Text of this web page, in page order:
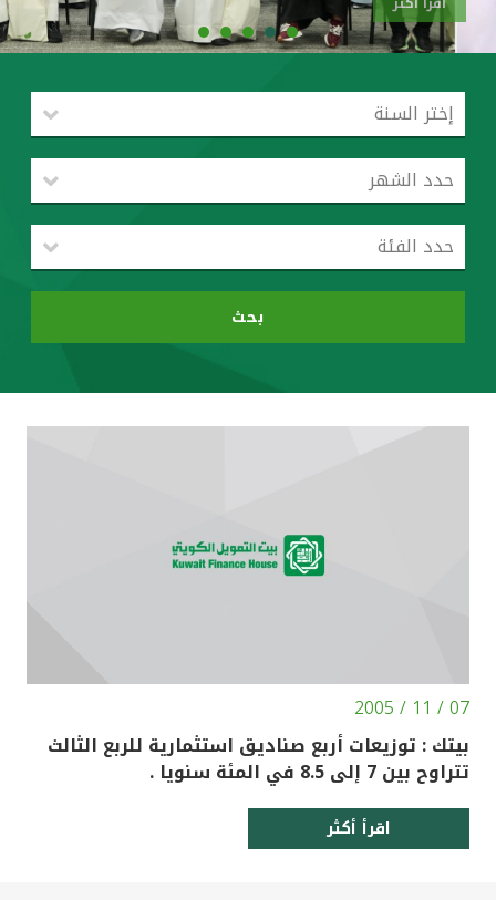
القنوات المصرفية
أدوات وخدمات
خدمات ما بعد البيع
اتصل بنا
مواقع الفروع وأجهزة الصرف الآلي
ماليزيا
مملكة البحرين
بحث
07 / 11 / 2005
بيتك : توزيعات أربع صناديق استثمارية للربع الثالث
تتراوح بين 7 إلى 8.5 في المئة سنويا .
اقرأ أكثر